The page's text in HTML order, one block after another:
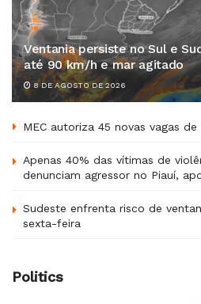
Ventania persiste no Sul e
até 90 km/h e mar agitado
8 DE AGOSTO DE 2026
MEC autoriza 45 novas vagas
Apenas 40% das vítimas de
denunciam agressor no Piauí,
Sudeste enfrenta risco de
sexta-feira
Politics